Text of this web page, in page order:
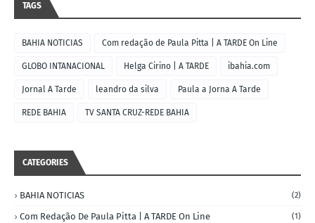
TAGS
BAHIA NOTICIAS Com redação de Paula Pitta | A TARDE On Line
GLOBO INTANACIONAL Helga Cirino | A TARDE ibahia.com
Jornal A Tarde leandro da silva Paula a Jorna A Tarde
REDE BAHIA TV SANTA CRUZ-REDE BAHIA
CATEGORIES
BAHIA NOTICIAS (2)
Com Redação De Paula Pitta | A TARDE On Line (1)